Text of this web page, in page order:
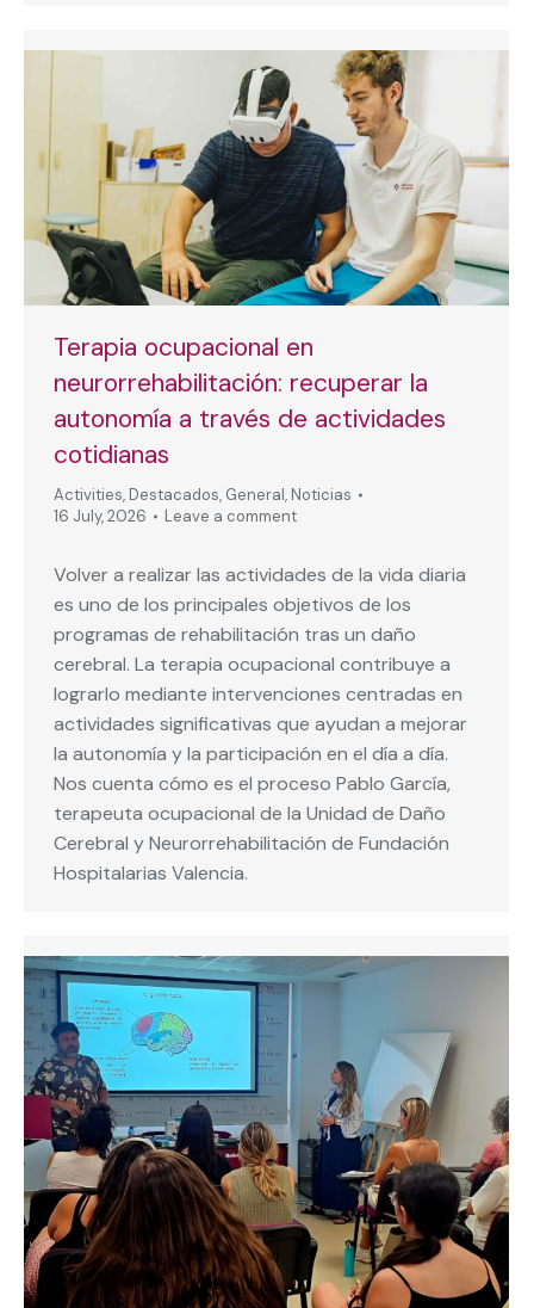
Terapia ocupacional en
neurorrehabilitación: recuperar la
autonomía a través de actividades
cotidianas
Activities, Destacados, General, Noticias
16 July, 2026
Leave a comment
Volver a realizar las actividades de la vida diaria
es uno de los principales objetivos de los
programas de rehabilitación tras un daño
cerebral. La terapia ocupacional contribuye a
lograrlo mediante intervenciones centradas en
actividades significativas que ayudan a mejorar
la autonomía y la participación en el día a día.
Nos cuenta cómo es el proceso Pablo García,
terapeuta ocupacional de la Unidad de Daño
Cerebral y Neurorrehabilitación de Fundación
Hospitalarias Valencia.